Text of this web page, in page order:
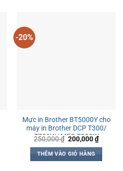
-20%
Mực in Brother BT5000Y cho
máy in Brother DCP T300/
T700W/ MFC-T800W
250,000₫ Giá
là:
250,000 ₫.
200,000₫Giá
hiện
THÊM VÀO GIỎ HÀNG